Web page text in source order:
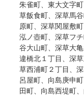
朱雀町、東大文字
草飯食町、深草馬
原町、深草関屋敷
泓ノ壺町、深草フ
谷大山町、深草大
違橋北１丁目、深
草西浦町２丁目、
呂屋町、向島庚申
田町、向島西堤町